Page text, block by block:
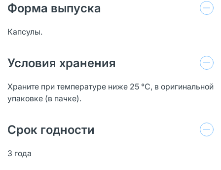
Форма выпуска
Капсулы.
Условия хранения
Храните при температуре ниже 25 ℃, в оригинальной
упаковке (в пачке).
Срок годности
3 года